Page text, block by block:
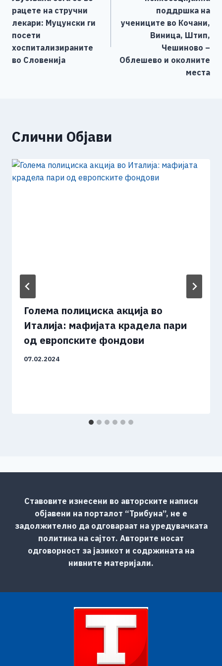
k
рацете на стручни
лекари: Муцунски ги
посети
хоспитализираните
во Словенија
поддршка на
учениците во Кочани,
Виница, Штип,
Чешиново –
Облешево и околните
места
Слични Објави
Голема полициска акција во
Италија: мафијата крадела пари
од европските фондови
07.02.2024
Ставовите изнесени во авторските написи
објавени на порталот “Трибуна”, не е
задолжително да одговараат на уредувачката
политика на сајтот. Авторите носат
одговорност за јазикот и содржината на
нивните материјали.